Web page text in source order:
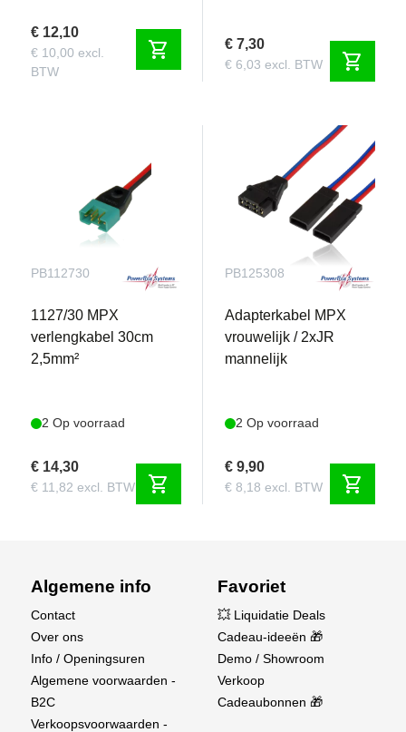
€ 12,10
€ 10,00 excl.
BTW
shopping_cart € 7,30
€ 6,03 excl. BTW shopping_cart
PB112730
1127/30 MPX
verlengkabel 30cm
2,5mm²
2 Op voorraad
€ 14,30
€ 11,82 excl. BTW shopping_cart
PB125308
Adapterkabel MPX
vrouwelijk / 2xJR
mannelijk
2 Op voorraad
€ 9,90
€ 8,18 excl. BTW shopping_cart
Algemene info
Contact
Over ons
Info / Openingsuren
Algemene voorwaarden -
B2C
Verkoopsvoorwaarden -
Favoriet
💥 Liquidatie Deals
Cadeau-ideeën 🎁
Demo / Showroom
Verkoop
Cadeaubonnen 🎁